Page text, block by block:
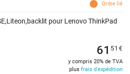
Ordre lié
pour Lenovo ThinkPad
61 51 €
y compris 20% de TVA
plus frais d'expédition